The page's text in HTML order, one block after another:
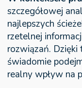
szczegółowej
najlepszych
rzetelnej
rozwiązań. Dzięki
świadomie
realny wpływ na